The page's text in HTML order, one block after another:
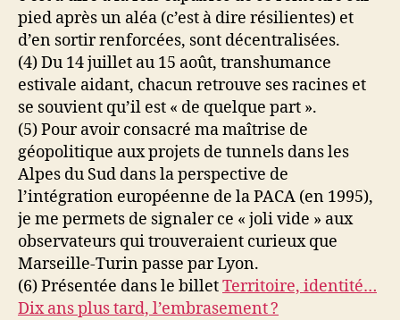
pied après un aléa (c’est à dire résilientes) et
d’en sortir renforcées, sont décentralisées.
(4) Du 14 juillet au 15 août, transhumance
estivale aidant, chacun retrouve ses racines et
se souvient qu’il est « de quelque part ».
(5) Pour avoir consacré ma maîtrise de
géopolitique aux projets de tunnels dans les
Alpes du Sud dans la perspective de
l’intégration européenne de la PACA (en 1995),
je me permets de signaler ce « joli vide » aux
observateurs qui trouveraient curieux que
Marseille-Turin passe par Lyon.
(6) Présentée dans le billetTerritoire, identité…
Dix ans plus tard, l’embrasement ?